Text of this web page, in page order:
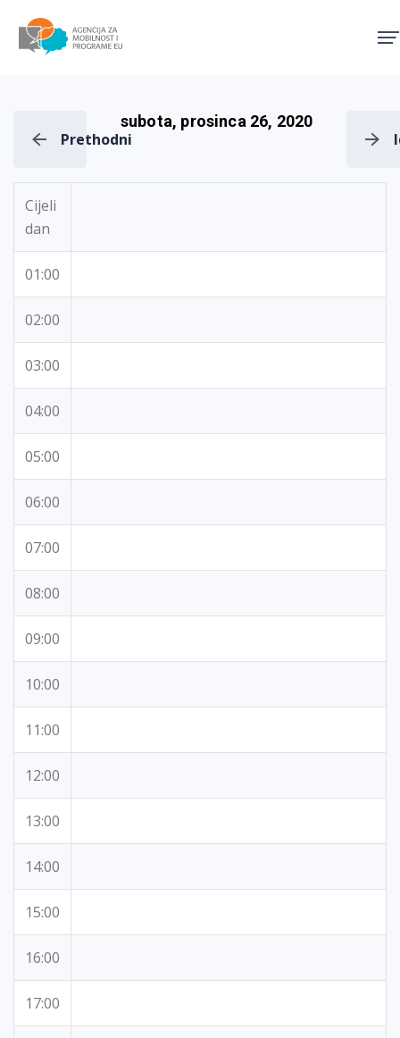
Prethodni
subota, prosinca 26, 2020
Cijeli
dan
01:00
02:00
03:00
04:00
05:00
06:00
07:00
08:00
09:00
10:00
11:00
12:00
13:00
14:00
15:00
16:00
17:00